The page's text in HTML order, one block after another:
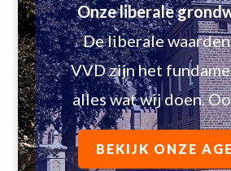
Onze liberale
De liberale
VVD zijn het
alles wat wij doen.
BEKIJK ONZE